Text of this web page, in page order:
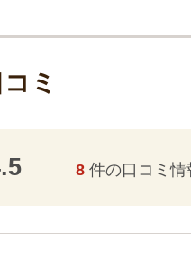
ミ
8 件の口コミ情